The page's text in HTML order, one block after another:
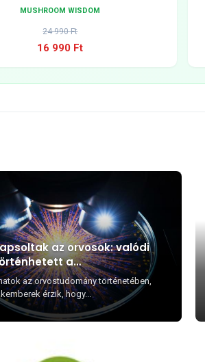
MUSHROOM WISDOM
24 990 Ft
16 990 Ft
az orvosok: valódi
a
kezelésében
az orvostudomány történetében,
érzik, hogy...